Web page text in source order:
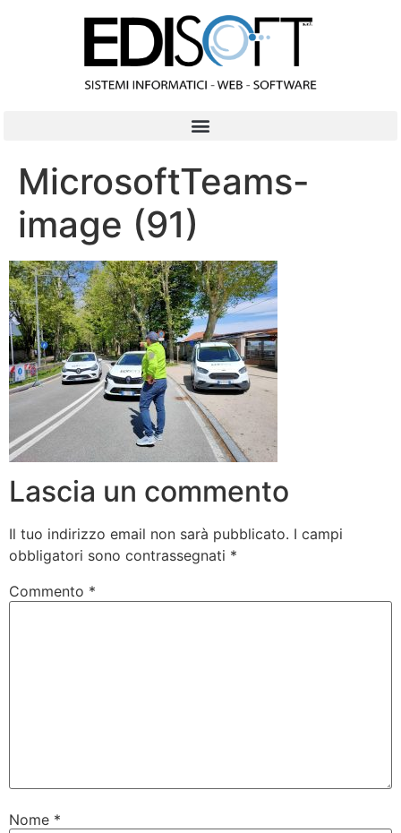
MicrosoftTeams-
image (91)
Lascia un commento
Il tuo indirizzo email non sarà pubblicato. I campi
obbligatori sono contrassegnati *
Commento *
Nome *